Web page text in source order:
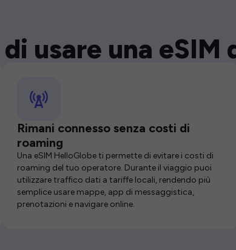
usare una eSIM
Rimani connesso senza costi di
roaming
Una eSIM HelloGlobe ti permette di evitare i costi di
roaming del tuo operatore. Durante il viaggio puoi
utilizzare traffico dati a tariffe locali, rendendo più
semplice usare mappe, app di messaggistica,
prenotazioni e navigare online.